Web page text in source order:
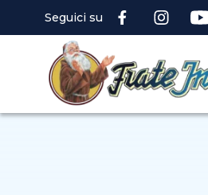
Seguici su